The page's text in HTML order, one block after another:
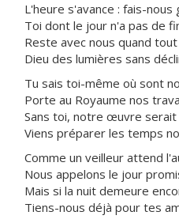
L'heure s'avance : fais-nous
Toi dont le jour n'a pas de
Reste avec nous quand
Dieu des lumières sans
Tu sais toi-même où sont
Porte au Royaume nos
Sans toi, notre œuvre serait
Viens préparer les temps
Comme un veilleur attend
Nous appelons le jour
Mais si la nuit demeure
Tiens-nous déjà pour tes